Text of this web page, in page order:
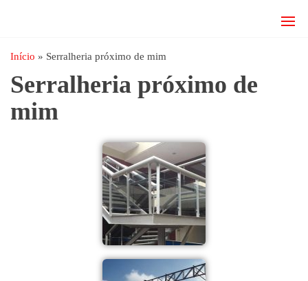
Estruturas
e
Serralheria
coberturas
mezanino
telhado
Início » Serralheria próximo de mim
Serralheria próximo de
mim